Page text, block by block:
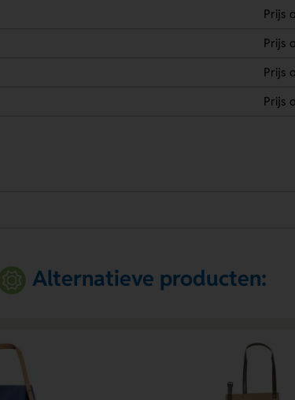
Prijs
Prijs
Prijs
Prijs
Alternatieve producten: